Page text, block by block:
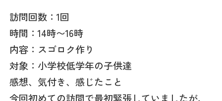
訪問回数：1回
時間：14時〜16時
内容：スゴロク作り
対象：小学校低学年の子供達
感想、気付き、感じたこと
今回初めての訪問で最初緊張していましたが、